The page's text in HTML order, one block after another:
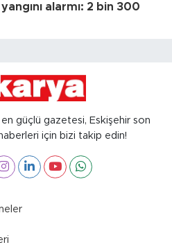
alarmı: 2 bin 300
en güçlü gazetesi, Eskişehir son
için bizi takip edin!